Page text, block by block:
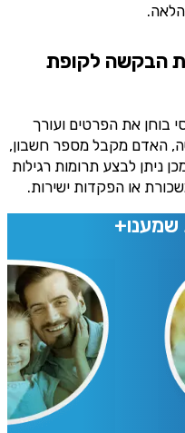
הלאה.
הבקשה לקופת
בוחן את הפרטים ועורך
האדם מקבל מספר חשבון,
ניתן לבצע תרומות רגילות
או הפקדות ישירות.
שמענו+